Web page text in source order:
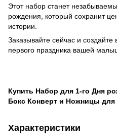
Этот набор станет
рождения, который сохранит
истории.
Заказывайте сейчас и
первого праздника вашей
Купить Набор для 1-го Дня
Бокс Конверт и Ножницы для
Характеристики